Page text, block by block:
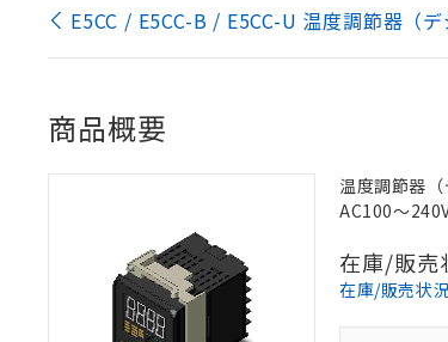
E5CC / E5CC-B / E5CC-U 温度調節器（
商品概要
温度調節器
AC100～
在庫/販売
在庫/販売状